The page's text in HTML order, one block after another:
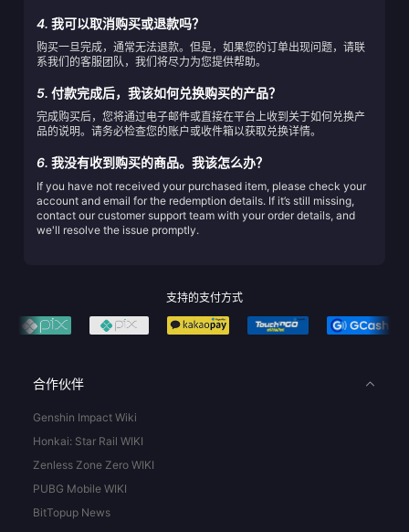
4. 我可以取消购买或退款吗？
购买一旦完成，通常无法退款。但是，如果您的订单出现问题，请联
系我们的客服团队，我们将尽力为您提供帮助。
5. 付款完成后，我该如何兑换购买的产品？
完成购买后，您将通过电子邮件或直接在平台上收到关于如何兑换产
品的说明。请务必检查您的账户或收件箱以获取兑换详情。
6. 我没有收到购买的商品。我该怎么办？
If you have not received your purchased item, please check your
account and email for the redemption details. If it’s still missing,
contact our customer support team with your order details, and
we'll resolve the issue promptly.
支持的支付方式
合作伙伴
Genshin Impact Wiki
Honkai: Star Rail WIKI
Zenless Zone Zero WIKI
PUBG Mobile WIKI
BitTopup News